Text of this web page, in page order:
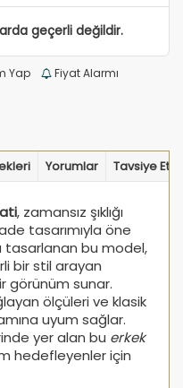
geçerli değildir.
Yap
Fiyat Alarmı
Yorumlar Tavsiye Et
, zamansız şıklığı
tasarımıyla öne
tasarlanan bu model,
bir stil arayan
görünüm sunar.
ölçüleri ve klasik
uyum sağlar.
yer alan bu erkek
hedefleyenler için